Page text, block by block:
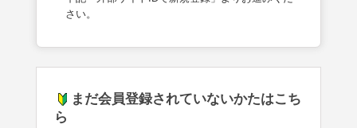
さい。
まだ会員登録されていないかたはこち
ら